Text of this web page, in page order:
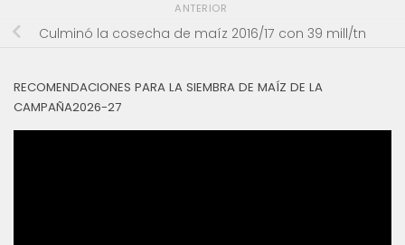
ANTERIOR
Culminó la cosecha de maíz 2016/17 con 39 mill/tn
RECOMENDACIONES PARA LA SIEMBRA DE MAÍZ DE LA
CAMPAÑA2026-27